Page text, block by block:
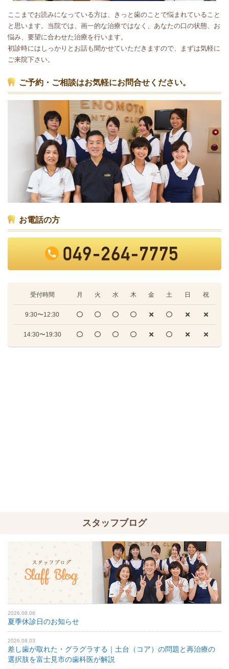
ここまでお読みになっている方は、きっと歯のことで悩まれていること
と思います。当院では、画一的な治療ではなく、あなたの口の状態、お
悩み、要望に合わせた治療を行います。
初診時にはしっかりとお話も聞かせていただきますので、まずは気軽に
ご来院下さい。
ご予約・ご相談はお気軽にお問合せください。
お電話の方
受付時間 月 火 水 木 金 土 日 祝
9:30〜12:30
14:30〜19:30
スタッフブログ
2026.08.06
夏季休診日のお知らせ
2026.08.03
差し歯が取れた・グラグラする｜土台（コア）の問題と再治療の
選択肢を富士見市の歯科医が解説